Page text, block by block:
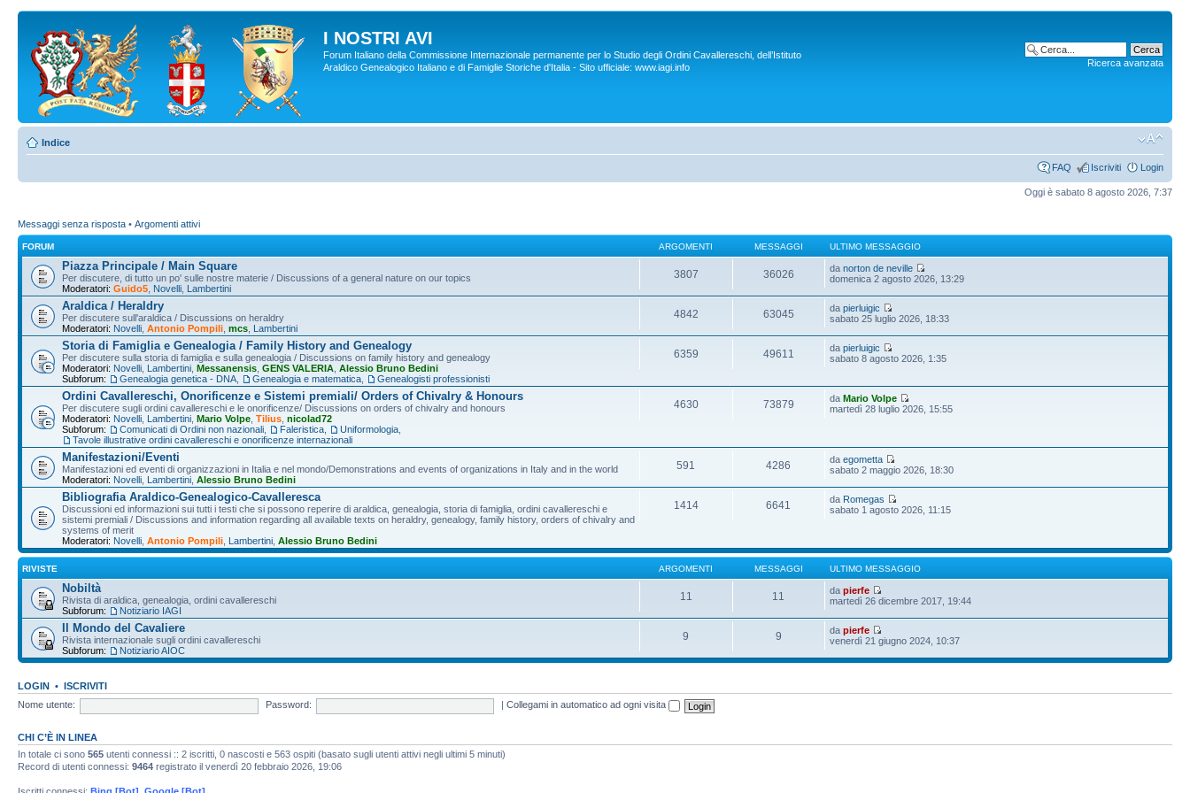
I NOSTRI AVI
Forum Italiano della Commissione Internazionale permanente per lo Studio degli Ordini Cavallereschi, dell’Istituto
Araldico Genealogico Italiano e di Famiglie Storiche d'Italia - Sito ufficiale: www.iagi.info
Ricerca avanzata
Indice
FAQ Iscriviti Login
Oggi è sabato 8 agosto 2026, 7:37
Messaggi senza risposta • Argomenti attivi
FORUM ARGOMENTI MESSAGGI ULTIMO MESSAGGIO
Piazza Principale / Main Square
Per discutere, di tutto un po' sulle nostre materie / Discussions of a general nature on our topics
Moderatori: Guido5 Novelli Lambertini
3807 36026 danorton de neville
domenica 2 agosto 2026, 13:29
Araldica / Heraldry
Per discutere sull'araldica / Discussions on heraldry
Moderatori: Novelli Antonio Pompili mcs Lambertini
4842 63045 dapierluigic
sabato 25 luglio 2026, 18:33
Storia di Famiglia e Genealogia / Family History and Genealogy
Per discutere sulla storia di famiglia e sulla genealogia / Discussions on family history and genealogy
Moderatori: Novelli Lambertini Messanensis GENS VALERIA Alessio Bruno Bedini
Subforum:
Genealogia genetica - DNA Genealogia e matematica Genealogisti professionisti
6359 49611 dapierluigic
sabato 8 agosto 2026, 1:35
Ordini Cavallereschi, Onorificenze e Sistemi premiali/ Orders of Chivalry & Honours
Per discutere sugli ordini cavallereschi e le onorificenze/ Discussions on orders of chivalry and honours
Moderatori: Novelli Lambertini Mario Volpe Tilius nicolad72
Subforum:
Comunicati di Ordini non nazionali Faleristica Uniformologia
Tavole illustrative ordini cavallereschi e onorificenze internazionali
4630 73879 daMario Volpe
martedì 28 luglio 2026, 15:55
Manifestazioni/Eventi
Manifestazioni ed eventi di organizzazioni in Italia e nel mondo/Demonstrations and events of organizations in Italy and in the world
Moderatori: Novelli Lambertini Alessio Bruno Bedini
591 4286 daegometta
sabato 2 maggio 2026, 18:30
Bibliografia Araldico-Genealogico-Cavalleresca
Discussioni ed informazioni sui tutti i testi che si possono reperire di araldica, genealogia, storia di famiglia, ordini cavallereschi e
sistemi premiali / Discussions and information regarding all available texts on heraldry, genealogy, family history, orders of chivalry and
systems of merit
Moderatori: Novelli Antonio Pompili Lambertini Alessio Bruno Bedini
1414 6641 da Romegas
sabato 1 agosto 2026, 11:15
RIVISTE ARGOMENTI MESSAGGI ULTIMO MESSAGGIO
Nobiltà
Rivista di araldica, genealogia, ordini cavallereschi
Subforum:
Notiziario IAGI
11 11 dapierfe
martedì 26 dicembre 2017, 19:44
Il Mondo del Cavaliere
Rivista internazionale sugli ordini cavallereschi
Subforum:
Notiziario AIOC
9 9 dapierfe
venerdì 21 giugno 2024, 10:37
LOGIN • ISCRIVITI
Nome utente:
Password: |Collegami in automatico ad ogni visita
CHI C’È IN LINEA
In totale ci sono 565 utenti connessi :: 2 iscritti, 0 nascosti e 563 ospiti (basato sugli utenti attivi negli ultimi 5 minuti)
Record di utenti connessi: 9464 registrato il venerdì 20 febbraio 2026, 19:06
Iscritti connessi: Bing [Bot] Google [Bot]